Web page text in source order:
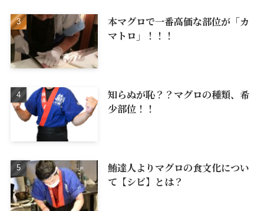
本マグロで一番高価な部位が「カ
マトロ」！！！
知らぬが恥？？マグロの種類、希
少部位！！
鮪達人よりマグロの食文化につい
て【シビ】とは？